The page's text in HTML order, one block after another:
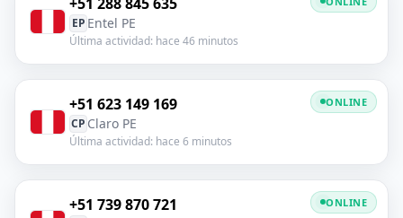
EP Entel PE
Última actividad: hace 46 minutos
+51 623 149 169
CP Claro PE
Última actividad: hace 6 minutos
ONLINE
+51 739 870 721 ONLINE